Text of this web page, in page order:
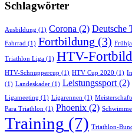
Schlagwörter
Ausbildung (1) Corona (2) Deutsche
Fahrrad (1) Fortbildung (3)
Triathlon Liga (1) HTV-
HTV-Schnuppercup (1) HTV Cup 2020 (1)
(1) Landeskader (1) Leistungssport(2)
Ligameeting (1) Ligarennen (1)
Para Triathlon (1) Phoenix (2)
Training (7) Triathlon-